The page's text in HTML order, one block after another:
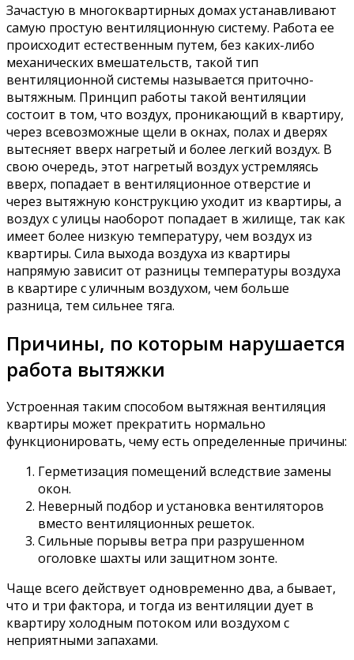
Зачастую в многоквартирных домах устанавливают
самую простую вентиляционную систему. Работа ее
происходит естественным путем, без каких-либо
механических вмешательств, такой тип
вентиляционной системы называется приточно-
вытяжным. Принцип работы такой вентиляции
состоит в том, что воздух, проникающий в квартиру,
через всевозможные щели в окнах, полах и дверях
вытесняет вверх нагретый и более легкий воздух. В
свою очередь, этот нагретый воздух устремляясь
вверх, попадает в вентиляционное отверстие и
через вытяжную конструкцию уходит из квартиры, а
воздух с улицы наоборот попадает в жилище, так как
имеет более низкую температуру, чем воздух из
квартиры. Сила выхода воздуха из квартиры
напрямую зависит от разницы температуры воздуха
в квартире с уличным воздухом, чем больше
разница, тем сильнее тяга.
Причины, по которым нарушается
работа вытяжки
Устроенная таким способом вытяжная вентиляция
квартиры может прекратить нормально
функционировать, чему есть определенные причины:
Герметизация помещений вследствие замены
окон.
Неверный подбор и установка вентиляторов
вместо вентиляционных решеток.
Сильные порывы ветра при разрушенном
оголовке шахты или защитном зонте.
Чаще всего действует одновременно два, а бывает,
что и три фактора, и тогда из вентиляции дует в
квартиру холодным потоком или воздухом с
неприятными запахами.